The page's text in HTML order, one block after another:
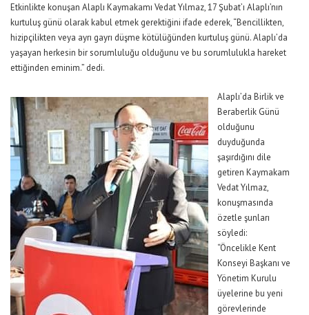
Etkinlikte konuşan Alaplı Kaymakamı Vedat Yılmaz, 17 Şubat’ı Alaplı’nın
kurtuluş günü olarak kabul etmek gerektiğini ifade ederek, “Bencillikten,
hizipçilikten veya ayrı gayrı düşme kötülüğünden kurtuluş günü. Alaplı’da
yaşayan herkesin bir sorumluluğu olduğunu ve bu sorumlulukla hareket
ettiğinden eminim.” dedi.
Alaplı’da Birlik ve
Beraberlik Günü
olduğunu
duyduğunda
şaşırdığını dile
getiren Kaymakam
Vedat Yılmaz,
konuşmasında
özetle şunları
söyledi:
“Öncelikle Kent
Konseyi Başkanı ve
Yönetim Kurulu
üyelerine bu yeni
görevlerinde